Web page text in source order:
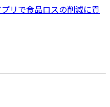
リで食品ロスの削減に貢